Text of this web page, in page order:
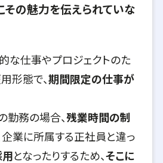
その魅力を伝えられていな
な仕事やプロジェクトのた
形態で、期間限定の仕事が
勤務の場合、残業時間の制
企業に所属する正社員と違っ
となったりするため、そこに